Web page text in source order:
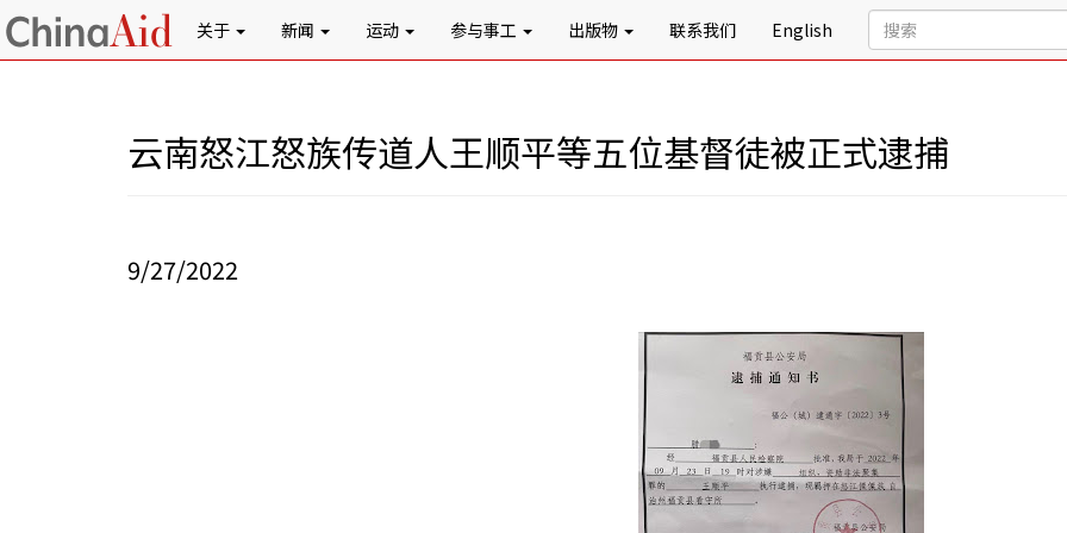
关于 新闻 运动 参与事工 出版物 联系我们 English
云南怒江怒族传道人王顺平等五位基督徒被正式逮捕
9/27/2022